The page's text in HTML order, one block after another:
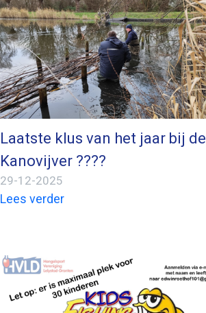
Laatste klus van het jaar bij de
Kanovijver ????
29-12-2025
Lees verder